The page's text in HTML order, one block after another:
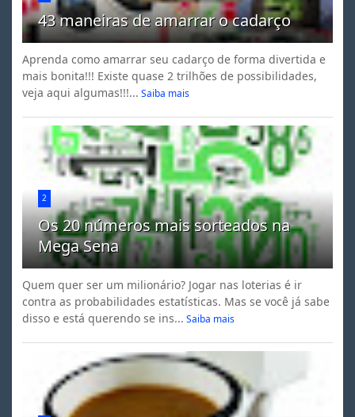
43 maneiras de amarrar o cadarço
Aprenda como amarrar seu cadarço de forma divertida e
mais bonita!!! Existe quase 2 trilhões de possibilidades,
veja aqui algumas!!!... Saiba mais
2
Os 20 números mais sorteados na
Mega Sena
Quem quer ser um milionário? Jogar nas loterias é ir
contra as probabilidades estatísticas. Mas se você já sabe
disso e está querendo se ins... Saiba mais